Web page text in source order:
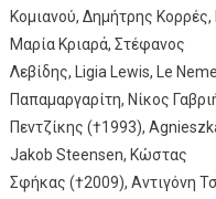
Κομιανού, Δημήτρης
Μαρία Κριαρά, Στέφανος
Λεβίδης, Ligia Lewis, Le
Παπαμαργαρίτη, Νίκος
Πεντζίκης (†1993),
Jakob Steensen, Κώστας
Σφήκας (†2009), Αντιγόνη